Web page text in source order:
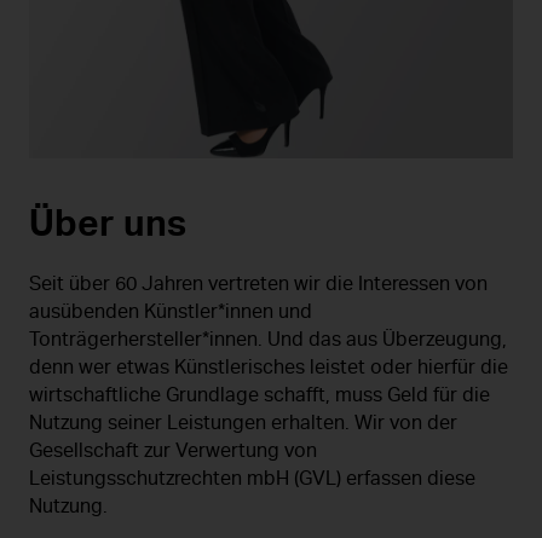
Über uns
Seit über 60 Jahren vertreten wir die Interessen von
ausübenden Künstler*innen und
Tonträgerhersteller*innen. Und das aus Überzeugung,
denn wer etwas Künstlerisches leistet oder hierfür die
wirtschaftliche Grundlage schafft, muss Geld für die
Nutzung seiner Leistungen erhalten. Wir von der
Gesellschaft zur Verwertung von
Leistungsschutzrechten mbH (GVL) erfassen diese
Nutzung.